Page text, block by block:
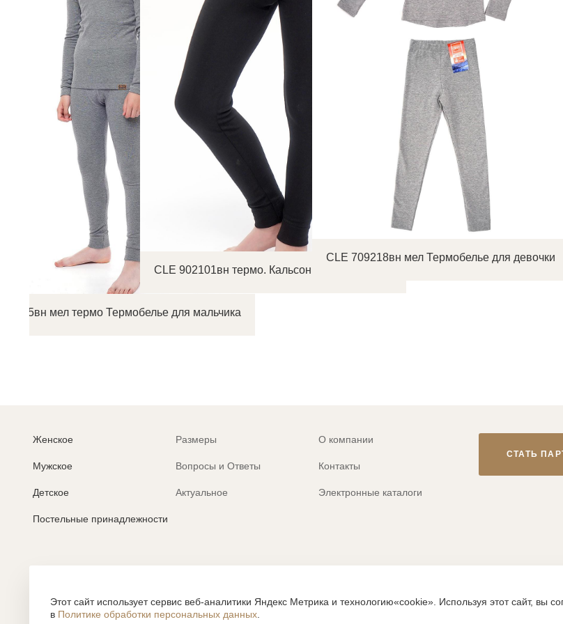
мел термо Термобелье для мальчика
CLE 902101вн термо. Кальсоны для мальчика
CLE 709218вн мел Термобелье для девочки
Женское
Мужское
Детское
Постельные принадлежности
Размеры
Вопросы и Ответы
Актуальное
О компании
Контакты
Электронные каталоги
СТАТЬ
Согласие на обработку персональных данных
Этот сайт использует сервис веб-аналитики Яндекс Метрика и технологию«cookie». Используя этот сайт, вы
в Политике обработки персональных данных